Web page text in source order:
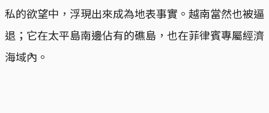
私的欲望中，浮現出來成為地表事實。越南當然也被逼
退；它在太平島南邊佔有的礁島，也在菲律賓專屬經濟
海域內。